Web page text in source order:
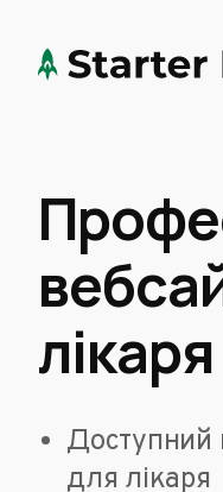
лікаря
Доступний
для лікаря